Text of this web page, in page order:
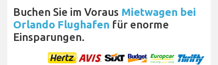
Buchen Sie im Voraus Mietwagen bei
Orlando Flughafen für enorme
Einsparungen.